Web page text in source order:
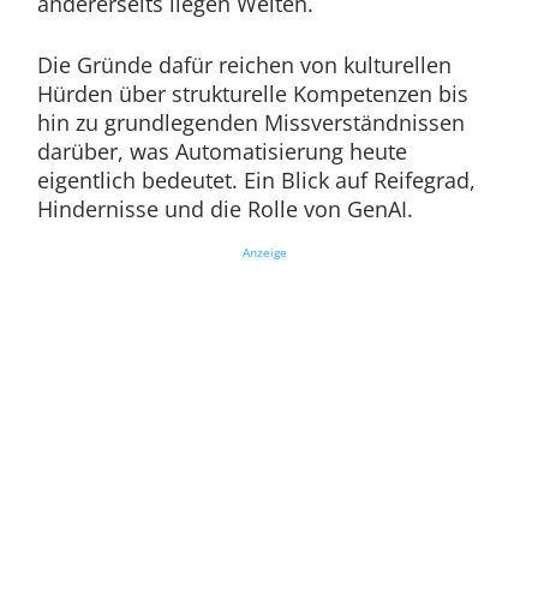
Die Gründe dafür reichen von kulturellen
Hürden über strukturelle Kompetenzen bis
hin zu grundlegenden Missverständnissen
darüber, was Automatisierung heute
eigentlich bedeutet. Ein Blick auf Reifegrad,
Hindernisse und die Rolle von GenAI.
Anzeige